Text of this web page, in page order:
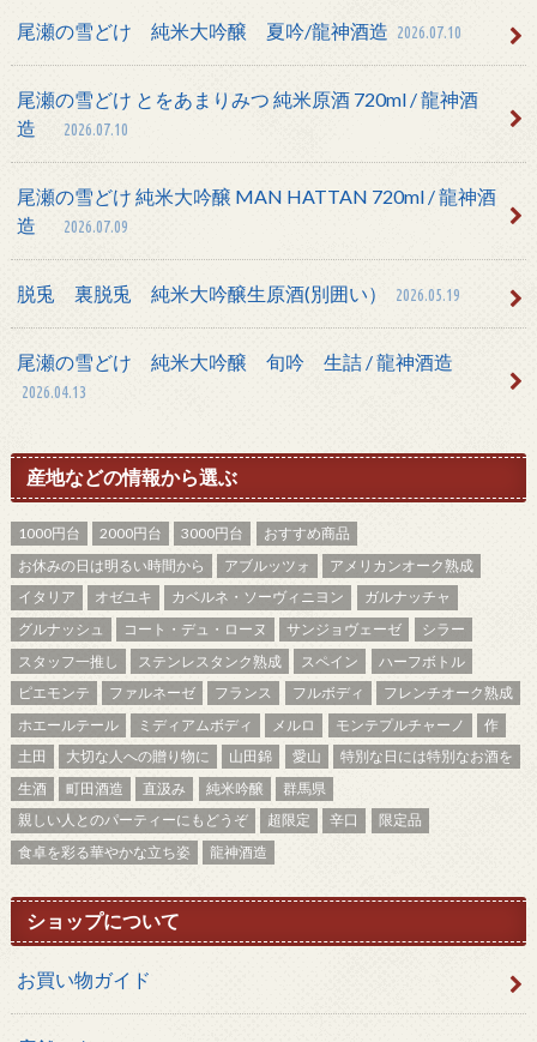
尾瀬の雪どけ 純米大吟醸 夏吟/龍神酒造 2026.07.10
尾瀬の雪どけ とをあまりみつ 純米原酒 720ml / 龍神酒
造
2026.07.10
尾瀬の雪どけ 純米大吟醸 MAN HATTAN 720ml / 龍神酒
造
2026.07.09
脱兎 裏脱兎 純米大吟醸生原酒(別囲い） 2026.05.19
尾瀬の雪どけ 純米大吟醸 旬吟 生詰 / 龍神酒造
2026.04.13
産地などの情報から選ぶ
1000円台 2000円台 3000円台
おすすめ商品
お休みの日は明るい時間から
アブルッツォ
アメリカンオーク熟成
イタリア
オゼユキ カベルネ・ソーヴィニヨン
ガルナッチャ
グルナッシュ
コート・デュ・ローヌ サンジョヴェーゼ
シラー
スタッフ一推し
ステンレスタンク熟成 スペイン
ハーフボトル
ピエモンテ
ファルネーゼ フランス フルボディ
フレンチオーク熟成
ホエールテール
ミディアムボディ メルロ モンテプルチャーノ
作
土田
大切な人への贈り物に 山田錦 愛山
特別な日には特別なお酒を
生酒
町田酒造 直汲み 純米吟醸
群馬県
親しい人とのパーティーにもどうぞ
超限定 辛口
限定品
食卓を彩る華やかな立ち姿
龍神酒造
ショップについて
お買い物ガイド